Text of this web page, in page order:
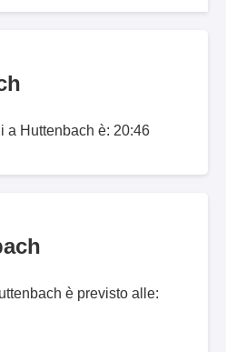
a Huttenbach è: 20:46
è previsto alle: